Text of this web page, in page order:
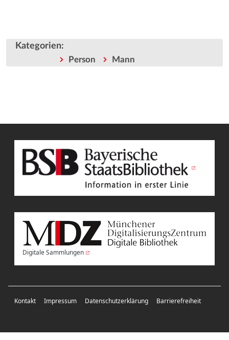
Kategorien:
Person Mann
Digitale Sammlungen
Kontakt Impressum Datenschutzerklärung Barrierefreiheit